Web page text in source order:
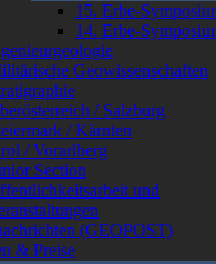
15. Erbe-
14. Erbe-
Geowissenschaften
/ Salzburg
/ Kärnten
/ Vorarlberg
Section
und
(GEOPOST)
& Preise